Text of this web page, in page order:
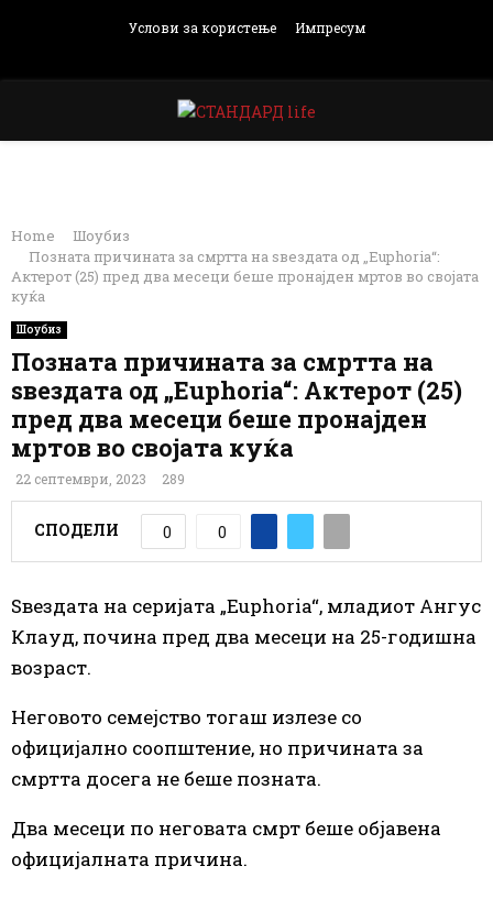
Услови за користење Импресум
PRIMARY
Home
Шоубиз
Позната причината за смртта на ѕвездата од „Euphoria“:
Актерот (25) пред два месеци беше пронајден мртов во својата
куќа
Шоубиз
Позната причината за смртта на
ѕвездата од „Euphoria“: Актерот (25)
пред два месеци беше пронајден
мртов во својата куќа
22 септември, 2023 289
СПОДЕЛИ 0 0
Ѕвездата на серијата „Euphoria“, младиот Ангус
Клауд, почина пред два месеци на 25-годишна
возраст.
Неговото семејство тогаш излезе со
официјално соопштение, но причината за
смртта досега не беше позната.
Два месеци по неговата смрт беше објавена
официјалната причина.